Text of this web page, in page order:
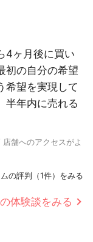
4ヶ月後に買い
初の自分の希望
希望を実現して
半年内に売れる
舗へのアクセスがよ
の評判（1件）をみる
体験談をみる